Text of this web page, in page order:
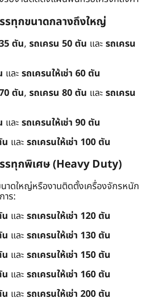
รทุกขนาดกลางถึงใหญ่
ตัน, รถเครน 50 ตัน และรถเครน
และรถเครนให้เช่า 60 ตัน
ตัน, รถเครน 80 ตัน และรถเครน
และรถเครนให้เช่า 90 ตัน
น และรถเครนให้เช่า 100 ตัน
รทุกพิเศษ (Heavy Duty)
นาดใหญ่หรืองานติดตั้งเครื่องจักรหนัก
าร:
น และรถเครนให้เช่า 120 ตัน
น และรถเครนให้เช่า 130 ตัน
น และรถเครนให้เช่า 150 ตัน
น และรถเครนให้เช่า 160 ตัน
น และรถเครนให้เช่า 200 ตัน